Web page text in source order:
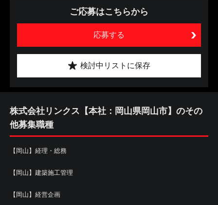
ご応募はこちらから
応募する
検討中リストに保存
株式会社リンクス【本社：岡山県岡山市】のその
他募集職種
【岡山】経理・総務
【岡山】建築施工管理
【岡山】経営企画